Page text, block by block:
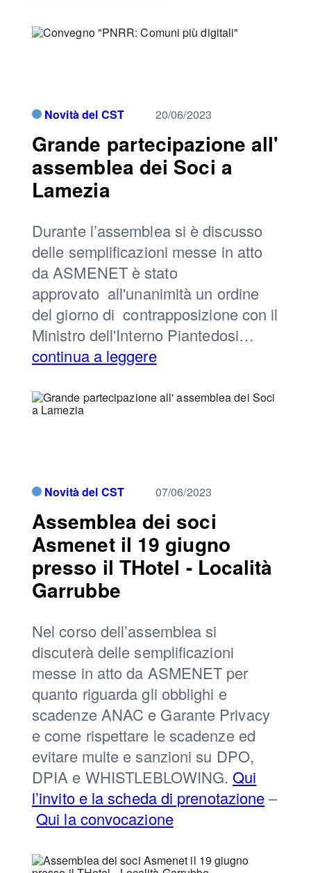
Novità del CST 20/06/2023
Grande partecipazione all'
assemblea dei Soci a
Lamezia
Durante l’assemblea si è discusso
delle semplificazioni messe in atto
da ASMENET è stato
approvato all'unanimità un ordine
del giorno di contrapposizione con il
Ministro dell'Interno Piantedosi…
continua a leggere
Novità del CST 07/06/2023
Assemblea dei soci
Asmenet il 19 giugno
presso il THotel - Località
Garrubbe
Nel corso dell’assemblea si
discuterà delle semplificazioni
messe in atto da ASMENET per
quanto riguarda gli obblighi e
scadenze ANAC e Garante Privacy
e come rispettare le scadenze ed
evitare multe e sanzioni su DPO,
DPIA e WHISTLEBLOWING.Qui
l’invito e la scheda di prenotazione–
Qui la convocazione